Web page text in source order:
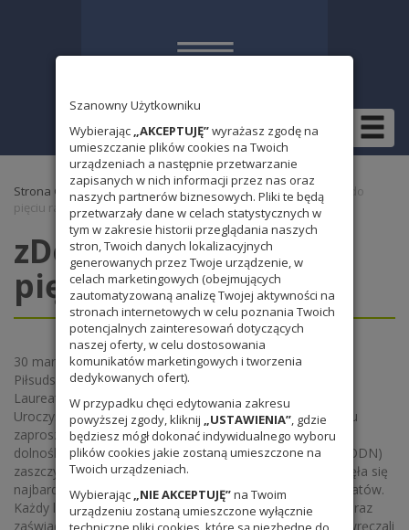
Szanowny Użytkowniku
Wybierając „AKCEPTUJĘ”wyrażasz zgodę na
umieszczanie plików cookies na Twoich
urządzeniach a następnie przetwarzanie
zapisanych w nich informacji przez nas oraz
naszych partnerów biznesowych. Pliki te będą
przetwarzały dane w celach statystycznych w
tym w zakresie historii przeglądania naszych
stron, Twoich danych lokalizacyjnych
generowanych przez Twoje urządzenie, w
celach marketingowych (obejmujących
zautomatyzowaną analizę Twojej aktywności na
stronach internetowych w celu poznania Twoich
potencjalnych zainteresowań dotyczących
naszej oferty, w celu dostosowania
komunikatów marketingowych i tworzenia
dedykowanych ofert).
W przypadku chęci edytowania zakresu
powyższej zgody, kliknij „USTAWIENIA”, gdzie
będziesz mógł dokonać indywidualnego wyboru
plików cookies jakie zostaną umieszczone na
Twoich urządzeniach.
Wybierając „NIE AKCEPTUJĘ”na Twoim
urządzeniu zostaną umieszczone wyłącznie
Strona Główna»Wydarzenia 2010/2011» zDolny Ślązak – do
pięciu razy sztuka !
zDolny Ślązak – do
pięciu razy sztuka !
30 marca 2011r. w Filharmonii Wrocławskiej przy ul.
Piłsudskiego we Wrocławiu odbyła się uroczysta Gala
Laureatów konkursu „zDolny Ślązak”.
Uroczystość rozpoczęła się o godzinie 14.00. Na początku
zaproszeni goście (m.in. wicemarszałek województwa
dolnośląskiego, Dolnośląski Kurator Oświaty, dyrektor DODN)
zaszczycili uczestników przemowami. Następnie rozpoczęła się
najbardziej oczekiwana część imprezy- nagradzanie laureatów.
Każdy laureat otrzymał medale (tyle, ile zdobył tytułów) oraz
zaświadczenie potwierdzające zdobycie tytułu. Nagrody wręczali